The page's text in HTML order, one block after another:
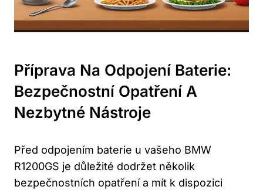
Příprava Na Odpojení Baterie:
Bezpečnostní Opatření A
Nezbytné Nástroje
Před odpojením baterie u vašeho BMW
R1200GS je důležité dodržet několik
bezpečnostních opatření a mít k dispozici